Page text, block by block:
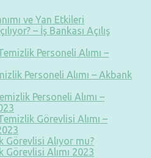
ve Yan Etkileri
– İş Bankası Açılış
Personeli Alımı –
Personeli Alımı – Akbank
Personeli Alımı –
Görevlisi Alımı –
Görevlisi Alıyor mu?
Görevlisi Alımı 2023